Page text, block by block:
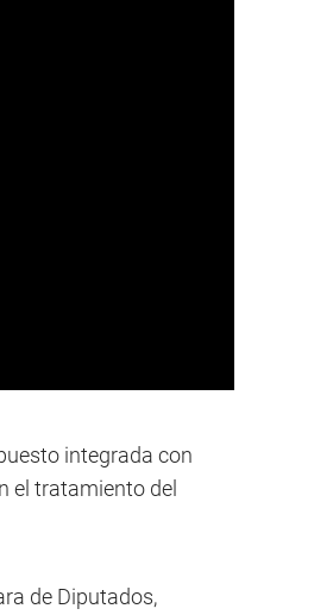
integrada con
el tratamiento del
de Diputados,